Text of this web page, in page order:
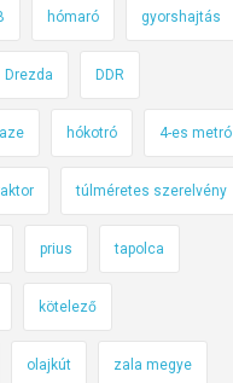
hómaró gyorshajtás
Drezda DDR
hókotró 4-es metró
túlméretes szerelvény
prius tapolca
kötelező
olajkút zala megye